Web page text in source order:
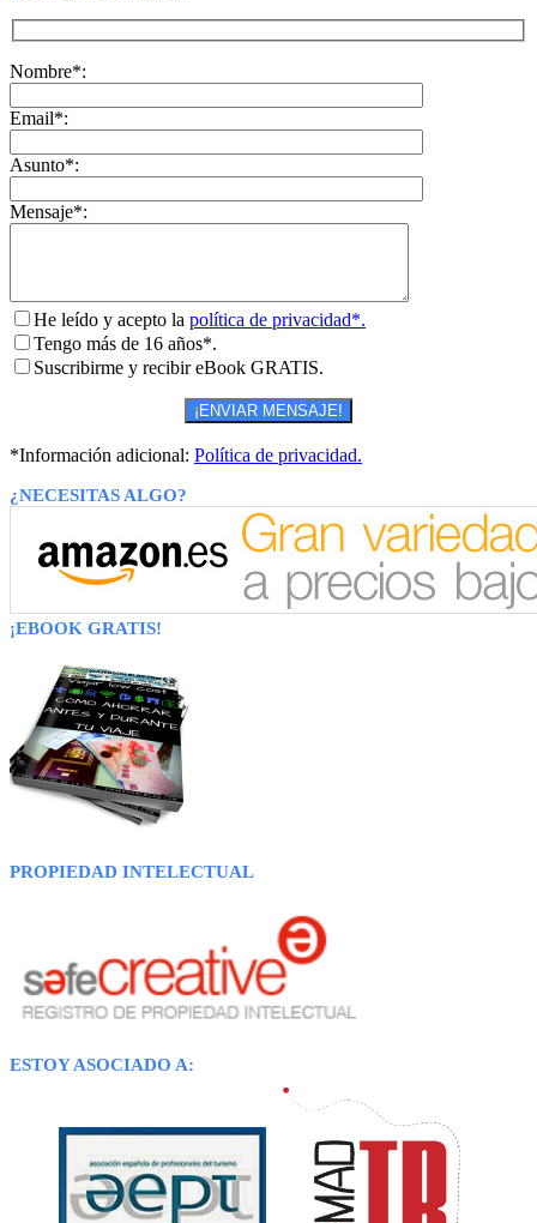
Nombre*:
Email*:
Asunto*:
Mensaje*:
He leído y acepto la política de privacidad*.
Tengo más de 16 años*.
Suscribirme y recibir eBook GRATIS.
*Información adicional: Política de privacidad.
¿NECESITAS ALGO?
¡EBOOK GRATIS!
PROPIEDAD INTELECTUAL
ESTOY ASOCIADO A: